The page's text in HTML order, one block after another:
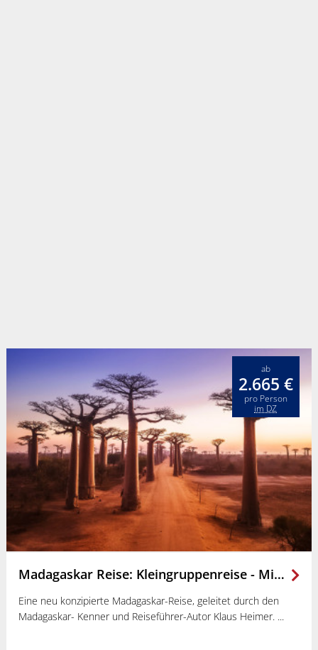
Madagaskar Reise: Kleingruppenreise - Mit Madagaskars Menschen & Lemuren auf Du und Du
Eine neu konzipierte Madagaskar-Reise, geleitet durch den
Madagaskar- Kenner und Reiseführer-Autor Klaus Heimer.
ab
2.665 €
pro Person
im DZ